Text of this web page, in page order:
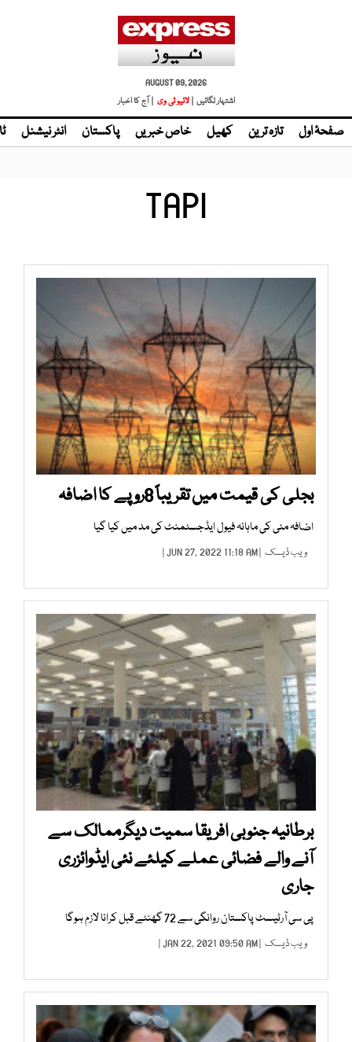
AUGUST 09, 2026
اشتہار لگائیں | لائیو ٹی وی | آج کا اخبار
صفحۂ اول تازہ ترین کھیل خاص خبریں پاکستان انٹر نیشنل
TAPI
بجلی کی قیمت میں تقریباً 8روپے کا اضافہ
اضافہ مئی کی ماہانہ فیول ایڈجسٹمنٹ کی مد میں کیا گیا
ویب ڈیسک | JUN 27, 2022 11:18 AM |
برطانیہ جنوبی افریقا سمیت دیگرممالک سے
آنے والے فضائی عملے کیلئے نئی ایڈوائزری
جاری
پی سی آرٹیسٹ پاکستان روانگی سے 72 گھنٹے قبل کرانا لازم ہوگا
ویب ڈیسک | JAN 22, 2021 09:50 AM |